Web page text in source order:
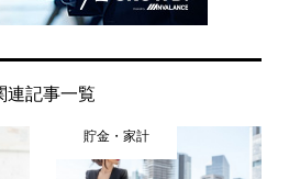
連記事一覧
貯金・家計